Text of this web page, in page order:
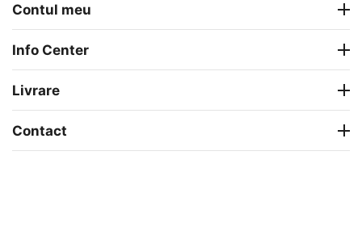
Contul meu
Info Center
Livrare
Contact